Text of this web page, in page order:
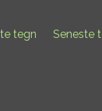
tegn Seneste